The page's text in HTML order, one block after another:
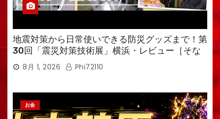
地震対策から日常使いできる防災グッズまで！第
30回「震災対策技術展」横浜・レビュー［そな
えるTV・高荷智也］
8月 1, 2026 Phi72110
お金